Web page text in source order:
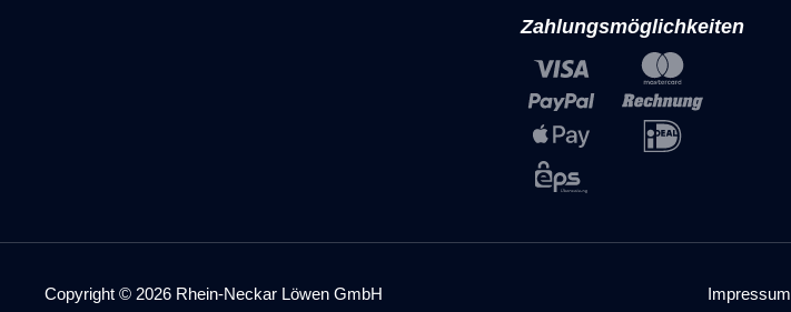
Zahlungsmöglichkeiten
Copyright © 2026 Rhein-Neckar Löwen GmbH Impressum